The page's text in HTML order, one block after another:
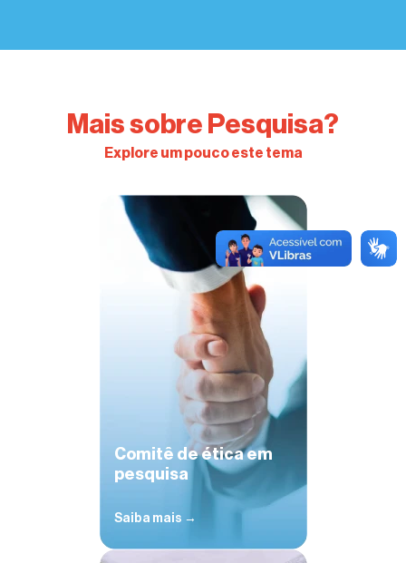
Mais sobre Pesquisa?
Explore um pouco este tema
Comitê de ética em
pesquisa
Saiba mais →